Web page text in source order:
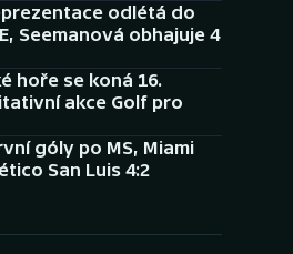
odlétá do
Seemanová obhajuje 4
hoře se koná 16.
akce Golf pro
góly po MS, Miami
San Luis 4:2